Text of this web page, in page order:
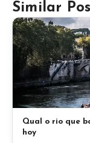
Similar
Qual o rio que
hoy